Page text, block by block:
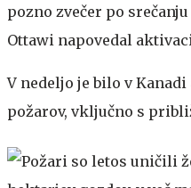
pozno zvečer po
Ottawi napovedal
V nedeljo je bilo v
požarov, vključno s